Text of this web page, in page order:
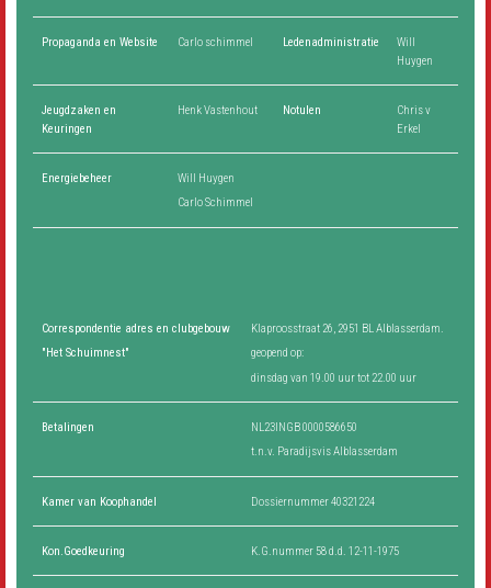
Propaganda en Website Carlo schimmel Ledenadministratie
Will
Huygen
Jeugdzaken en
Keuringen
Henk Vastenhout Notulen
Chris v
Erkel
Energiebeheer
Will Huygen
Carlo Schimmel
Correspondentie adres en clubgebouw
"Het Schuimnest"
Klaproosstraat 26, 2951 BL Alblasserdam.
geopend op:
dinsdag van 19.00 uur tot 22.00 uur
Betalingen
NL23INGB 0000586650
t.n.v. Paradijsvis Alblasserdam
Kamer van Koophandel Dossiernummer 40321224
Kon.Goedkeuring K.G.nummer 58 d.d. 12-11-1975